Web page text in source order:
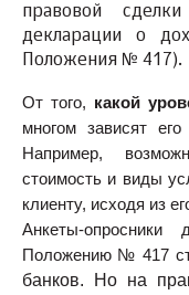
правовой
декларации о
Положения № 417).
От того, какой
многом зависят
Например,
стоимость и виды
клиенту, исходя из
Анкеты-опросники
Положению № 417
банков. Но на